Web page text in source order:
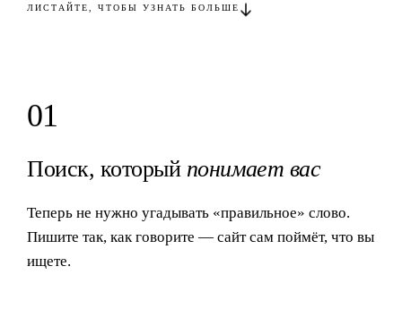
ЛИСТАЙТЕ, ЧТОБЫ УЗНАТЬ БОЛЬШЕ
01
Поиск, который понимает вас
Теперь не нужно угадывать «правильное» слово.
Пишите так, как говорите — сайт сам поймёт, что вы
ищете.